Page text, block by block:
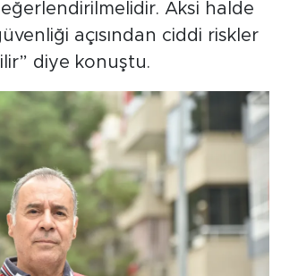
Aksi halde
açısından ciddi riskler
diye konuştu.